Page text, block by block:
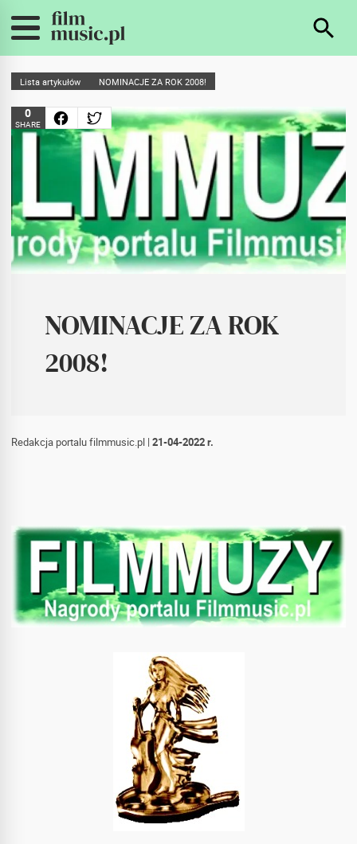
Lista artykułów NOMINACJE ZA ROK 2008!
NOMINACJE ZA ROK
2008!
0
SHARE
Redakcja portalu filmmusic.pl | 21-04-2022 r.